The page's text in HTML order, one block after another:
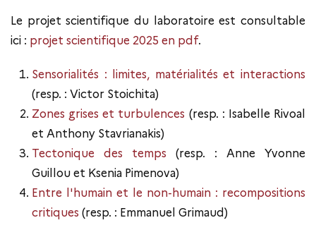
Le projet scientifique du laboratoire est consultable
ici : projet scientifique 2025 en pdf.
Sensorialités : limites, matérialités et interactions
(resp. : Victor Stoichita)
Zones grises et turbulences (resp. : Isabelle Rivoal
et Anthony Stavrianakis)
Tectonique des temps (resp. : Anne Yvonne
Guillou et Ksenia Pimenova)
Entre l'humain et le non-humain : recompositions
critiques (resp. : Emmanuel Grimaud)